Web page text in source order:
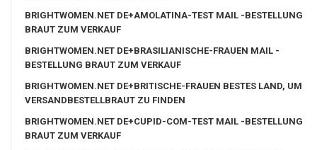
BRIGHTWOMEN.NET DE+AMOLATINA-TEST MAIL -BESTELLUNG
BRAUT ZUM VERKAUF
BRIGHTWOMEN.NET DE+BRASILIANISCHE-FRAUEN MAIL -
BESTELLUNG BRAUT ZUM VERKAUF
BRIGHTWOMEN.NET DE+BRITISCHE-FRAUEN BESTES LAND, UM
VERSANDBESTELLBRAUT ZU FINDEN
BRIGHTWOMEN.NET DE+CUPID-COM-TEST MAIL -BESTELLUNG
BRAUT ZUM VERKAUF